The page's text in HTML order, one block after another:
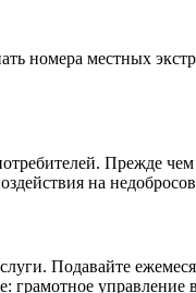
номера местных
Прежде
на
Подавайте
грамотное